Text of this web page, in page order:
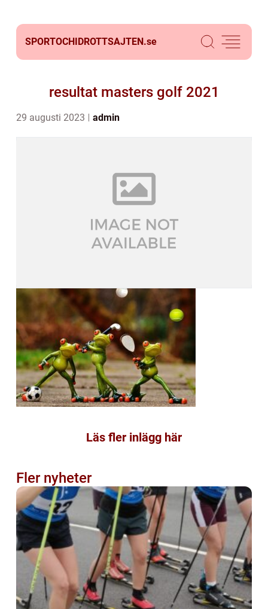
SPORTOCHIDROTTSAJTEN.se
resultat masters golf 2021
29 augusti 2023 admin
Läs fler inlägg här
Fler nyheter